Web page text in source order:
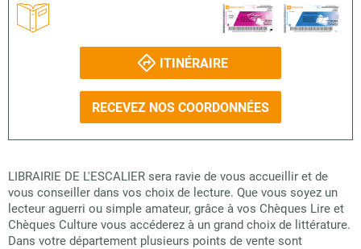
ITINÉRAIRE
RECEVEZ NOS COORDONNÉES
LIBRAIRIE DE L'ESCALIER sera ravie de vous accueillir et de
vous conseiller dans vos choix de lecture. Que vous soyez un
lecteur aguerri ou simple amateur, grâce à vos Chèques Lire et
Chèques Culture vous accéderez à un grand choix de littérature.
Dans votre département plusieurs points de vente sont